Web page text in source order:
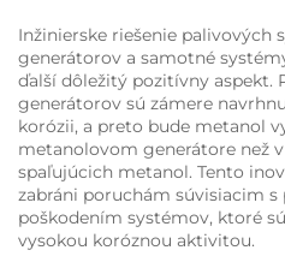
Inžinierske riešenie palivových
generátorov a samotné
ďalší dôležitý pozitívny aspekt.
generátorov sú zámere
korózii, a preto bude metanol
metanolovom generátore než
spaľujúcich metanol. Tento
zabráni poruchám súvisiacim
poškodením systémov, ktoré
vysokou koróznou aktivitou.